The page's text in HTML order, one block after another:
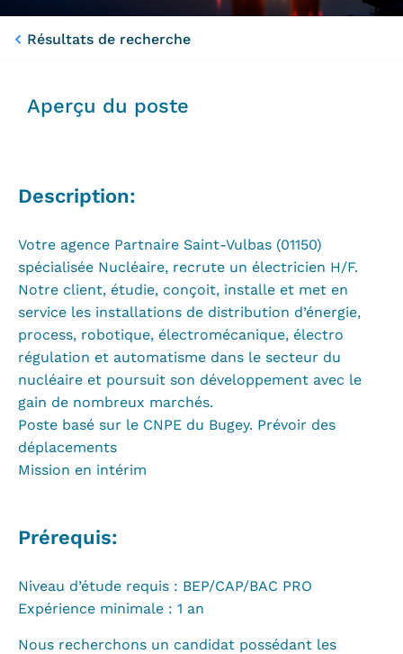
Résultats de recherche
Aperçu du poste
Description:
Votre agence Partnaire Saint-Vulbas (01150)
spécialisée Nucléaire, recrute un électricien H/F.
Notre client, étudie, conçoit, installe et met en
service les installations de distribution d’énergie,
process, robotique, électromécanique, électro
régulation et automatisme dans le secteur du
nucléaire et poursuit son développement avec le
gain de nombreux marchés.
Poste basé sur le CNPE du Bugey. Prévoir des
déplacements
Mission en intérim
Prérequis:
Niveau d’étude requis : BEP/CAP/BAC PRO
Expérience minimale : 1 an
Nous recherchons un candidat possédant les